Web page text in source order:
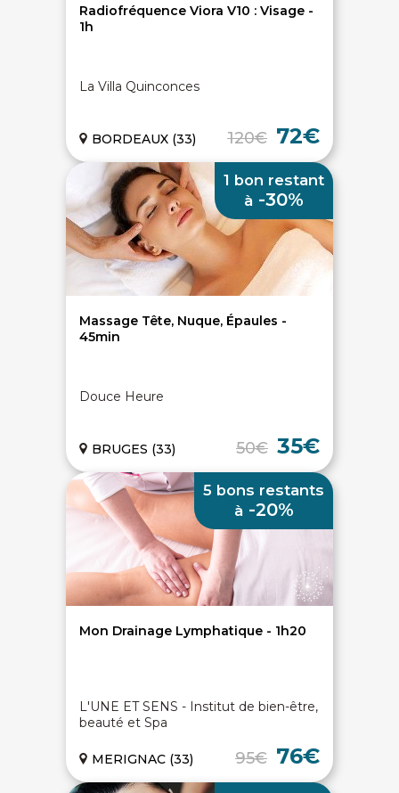
Radiofréquence Viora V10 : Visage -
1h
La Villa Quinconces
120€ 72€
BORDEAUX (33)
Massage Tête, Nuque, Épaules -
45min
Douce Heure
50€ 35€
BRUGES (33)
1 bon restant
à -30%
Mon Drainage Lymphatique - 1h20
L'UNE ET SENS - Institut de bien-être,
beauté et Spa
95€ 76€
MERIGNAC (33)
5 bons restants
à -20%